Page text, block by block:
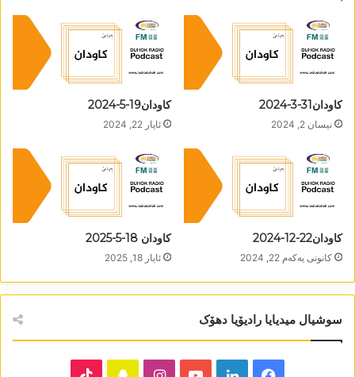
کاودان31-3-2024
نیسان 2, 2024
کاودان19-5-2024
ئایار 22, 2024
کاودان22-12-2024
كانونی یه‌كه‌م 22, 2024
كاودان 18-5-2025
ئایار 18, 2025
سوشیال میدیایا رادیۆیا دھۆک